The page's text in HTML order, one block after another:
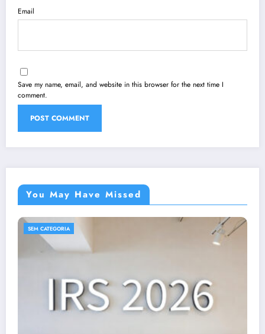
Email
Save my name, email, and website in this browser for the next time I
comment.
You May Have Missed